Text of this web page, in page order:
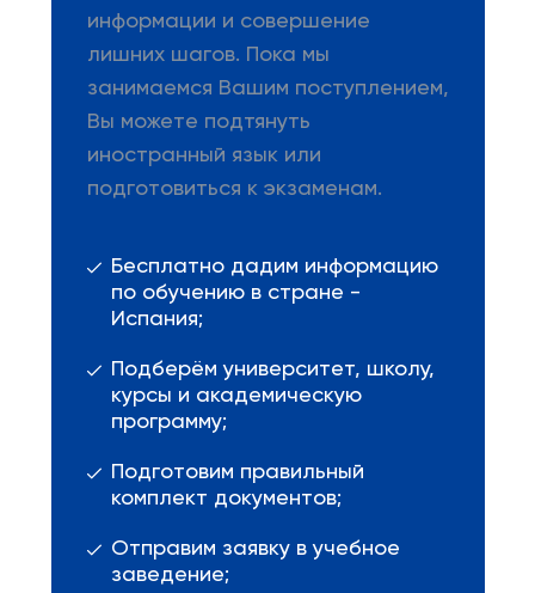
информации и совершение
лишних шагов. Пока мы
занимаемся Вашим поступлением,
Вы можете подтянуть
иностранный язык или
подготовиться к экзаменам.
Бесплатно дадим информацию
по обучению в стране -
Испания;
Подберём университет, школу,
курсы и академическую
программу;
Подготовим правильный
комплект документов;
Отправим заявку в учебное
заведение;